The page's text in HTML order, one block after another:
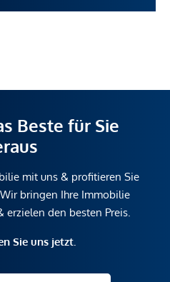
Beste für Sie
mit uns & profitieren Sie
bringen Ihre Immobilie
den besten Preis.
Sie uns jetzt.